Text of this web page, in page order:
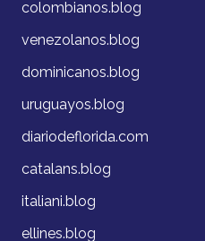
colombianos.blog
venezolanos.blog
dominicanos.blog
uruguayos.blog
diariodeflorida.com
catalans.blog
italiani.blog
ellines.blog